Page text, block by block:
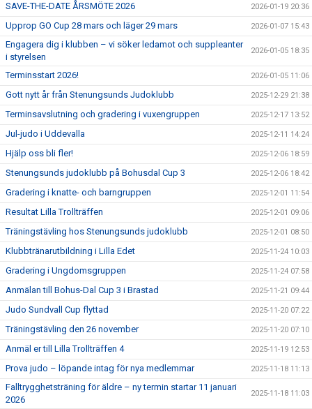
SAVE-THE-DATE ÅRSMÖTE 2026 2026-01-19 20:36
Upprop GO Cup 28 mars och läger 29 mars 2026-01-07 15:43
Engagera dig i klubben – vi söker ledamot och suppleanter
i styrelsen
2026-01-05 18:35
Terminsstart 2026! 2026-01-05 11:06
Gott nytt år från Stenungsunds Judoklubb 2025-12-29 21:38
Terminsavslutning och gradering i vuxengruppen 2025-12-17 13:52
Jul-judo i Uddevalla 2025-12-11 14:24
Hjälp oss bli fler! 2025-12-06 18:59
Stenungsunds judoklubb på Bohusdal Cup 3 2025-12-06 18:42
Gradering i knatte- och barngruppen 2025-12-01 11:54
Resultat Lilla Trollträffen 2025-12-01 09:06
Träningstävling hos Stenungsunds judoklubb 2025-12-01 08:50
Klubbtränarutbildning i Lilla Edet 2025-11-24 10:03
Gradering i Ungdomsgruppen 2025-11-24 07:58
Anmälan till Bohus-Dal Cup 3 i Brastad 2025-11-21 09:44
Judo Sundvall Cup flyttad 2025-11-20 07:22
Träningstävling den 26 november 2025-11-20 07:10
Anmäl er till Lilla Trollträffen 4 2025-11-19 12:53
Prova judo – löpande intag för nya medlemmar 2025-11-18 11:13
Falltrygghetsträning för äldre – ny termin startar 11 januari
2026
2025-11-18 11:03